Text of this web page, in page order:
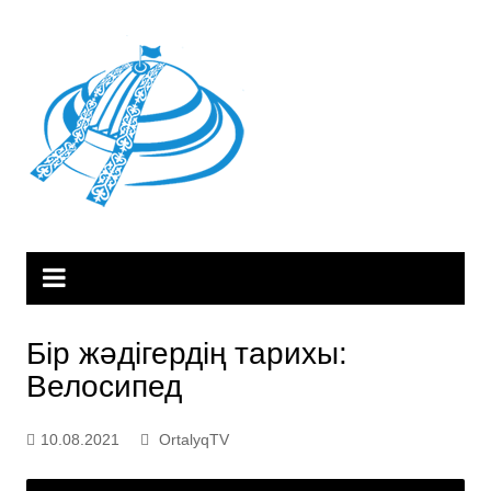
Бір жәдігердің тарихы:
Велосипед
10.08.2021 OrtalyqTV